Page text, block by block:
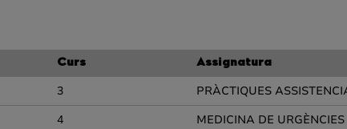
Curs Assignatura
3
PRÀCTIQUES
4
MEDICINA DE URGÈNCIES